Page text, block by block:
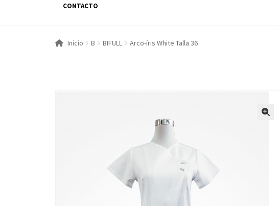
CONTACTO
Inicio B BIFULL Arco-íris White Talla 36